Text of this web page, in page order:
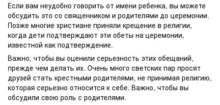
Если вам неудобно говорить от имени ребенка, вы можете
обсудить это со священником и родителями до церемонии.
Позже многие христиане приняли крещение в религии,
когда дети подтверждают эти обеты на церемонии,
известной как подтверждение.
Важно, чтобы вы оценили серьезность этих обещаний,
прежде чем делать их. Очень много светских пар просят
друзей стать крестными родителями, не принимая религию,
которая серьезно относится к себе. Важно, чтобы вы
обсудили свою роль с родителями.